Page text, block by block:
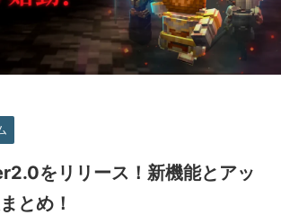
をリリース！新機能とアッ
とめ！